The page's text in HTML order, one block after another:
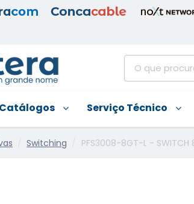
Catálogos Serviço Técnico
Switching PFS3008-8GT-L - SWITCH